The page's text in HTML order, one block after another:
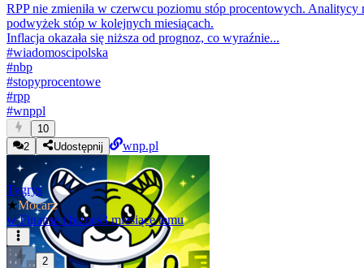
RPP nie zmieniła w czerwcu poziomu stóp procentowych.
podwyżek stóp w kolejnych miesiącach.
Inflacja okazała się niższa od prognoz, co wyraźnie...
#wiadomoscipolska
#nbp
#stopyprocentowe
#rpp
#wnppl
10
2
Udostępnij wnp.pl
Tygrys
★Mocarz
w Finanse i biznes3 miesiące temu
2